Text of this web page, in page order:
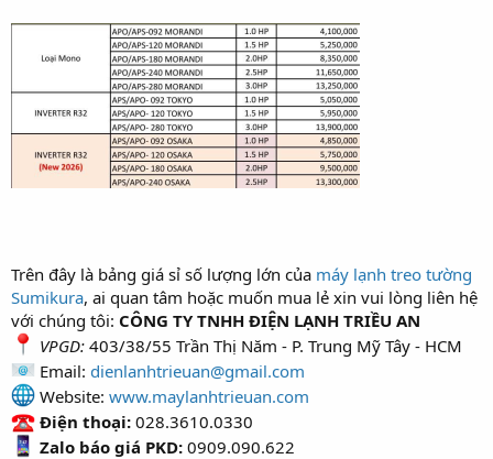
Trên đây là bảng giá sỉ số lượng lớn của máy lạnh treo tường
Sumikura, ai quan tâm hoặc muốn mua lẻ xin vui lòng liên hệ
với chúng tôi: CÔNG TY TNHH ĐIỆN LẠNH TRIỀU AN
VPGD: 403/38/55 Trần Thị Năm - P. Trung Mỹ Tây - HCM
Email: dienlanhtrieuan@gmail.com
Website: www.maylanhtrieuan.com
Điện thoại: 028.3610.0330
Zalo báo giá PKD: 0909.090.622